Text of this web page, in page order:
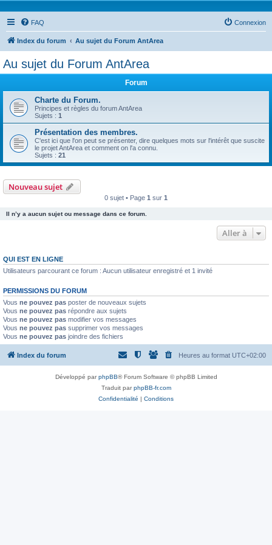
FAQ Connexion
Index du forum Au sujet du Forum AntArea
Au sujet du Forum AntArea
Forum
Charte du Forum.
Principes et règles du forum AntArea
Sujets : 1
Présentation des membres.
C'est ici que l'on peut se présenter, dire quelques mots sur l'intérêt que suscite
le projet AntArea et comment on l'a connu.
Sujets : 21
Nouveau sujet
0 sujet • Page 1 sur 1
Il n’y a aucun sujet ou message dans ce forum.
Aller à
QUI EST EN LIGNE
Utilisateurs parcourant ce forum : Aucun utilisateur enregistré et 1 invité
PERMISSIONS DU FORUM
Vous ne pouvez pas poster de nouveaux sujets
Vous ne pouvez pas répondre aux sujets
Vous ne pouvez pas modifier vos messages
Vous ne pouvez pas supprimer vos messages
Vous ne pouvez pas joindre des fichiers
Index du forum Heures au format UTC+02:00
Développé parphpBB® Forum Software © phpBB Limited
Traduit parphpBB-fr.com
Confidentialité | Conditions